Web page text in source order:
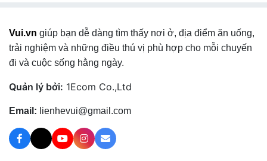
Vui.vn giúp bạn dễ dàng tìm thấy nơi ở, địa điểm ăn uống,
trải nghiệm và những điều thú vị phù hợp cho mỗi chuyến
đi và cuộc sống hằng ngày.
Quản lý bởi: 1Ecom Co.,Ltd
Email: lienhevui@gmail.com